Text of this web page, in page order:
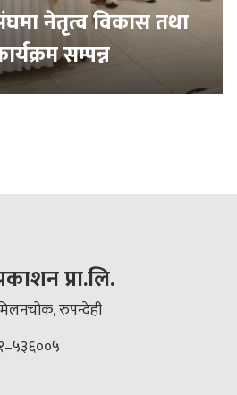
नेतृत्व विकास तथा
सम्पन्न
प्रा.लि.
रुपन्देही